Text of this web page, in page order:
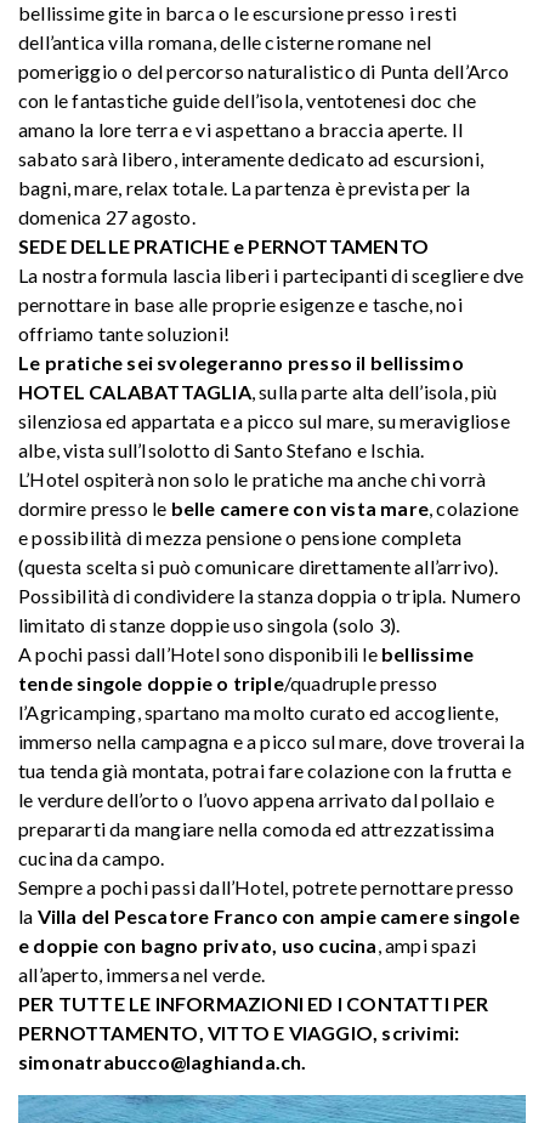
bellissime gite in barca o le escursione presso i resti
dell’antica villa romana, delle cisterne romane nel
pomeriggio o del percorso naturalistico di Punta dell’Arco
con le fantastiche guide dell’isola, ventotenesi doc che
amano la lore terra e vi aspettano a braccia aperte. Il
sabato sarà libero, interamente dedicato ad escursioni,
bagni, mare, relax totale. La partenza è prevista per la
domenica 27 agosto.
SEDE DELLE PRATICHE e PERNOTTAMENTO
La nostra formula lascia liberi i partecipanti di scegliere dve
pernottare in base alle proprie esigenze e tasche, noi
offriamo tante soluzioni!
Le pratiche sei svolegeranno presso il bellissimo
HOTEL CALABATTAGLIA, sulla parte alta dell’isola, più
silenziosa ed appartata e a picco sul mare, su meravigliose
albe, vista sull’Isolotto di Santo Stefano e Ischia.
L’Hotel ospiterà non solo le pratiche ma anche chi vorrà
dormire presso le belle camere con vista mare, colazione
e possibilità di mezza pensione o pensione completa
(questa scelta si può comunicare direttamente all’arrivo).
Possibilità di condividere la stanza doppia o tripla. Numero
limitato di stanze doppie uso singola (solo 3).
A pochi passi dall’Hotel sono disponibili le bellissime
tende singole doppie o triple/quadruple presso
l’Agricamping, spartano ma molto curato ed accogliente,
immerso nella campagna e a picco sul mare, dove troverai la
tua tenda già montata, potrai fare colazione con la frutta e
le verdure dell’orto o l’uovo appena arrivato dal pollaio e
prepararti da mangiare nella comoda ed attrezzatissima
cucina da campo.
Sempre a pochi passi dall’Hotel, potrete pernottare presso
la Villa del Pescatore Franco con ampie camere singole
e doppie con bagno privato, uso cucina, ampi spazi
all’aperto, immersa nel verde.
PER TUTTE LE INFORMAZIONI ED I CONTATTI PER
PERNOTTAMENTO, VITTO E VIAGGIO, scrivimi:
simonatrabucco@laghianda.ch.